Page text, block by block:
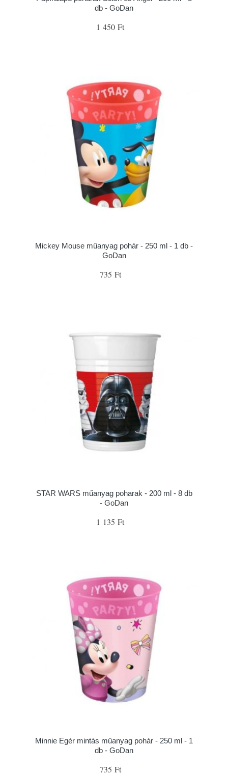
db - GoDan
1 450 Ft
Mickey Mouse műanyag pohár - 250 ml - 1 db -
GoDan
735 Ft
STAR WARS műanyag poharak - 200 ml - 8 db
- GoDan
1 135 Ft
Minnie Egér mintás műanyag pohár - 250 ml - 1
db - GoDan
735 Ft